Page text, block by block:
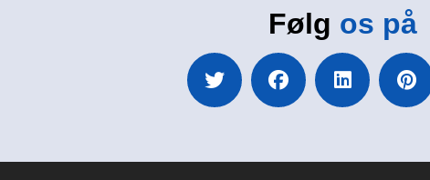
Følg os på